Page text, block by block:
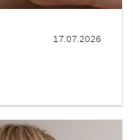
17.07.2026